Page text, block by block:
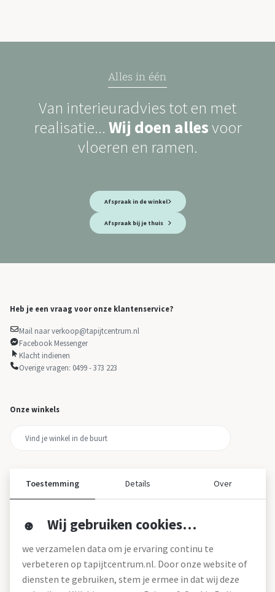
Alles in één
Van interieuradvies tot en met
realisatie... Wij doen allesvoor
vloeren en ramen.
Afspraak in de winkel
Afspraak bij je thuis
Heb je een vraag voor onze klantenservice?
Mail naar verkoop@tapijtcentrum.nl
Facebook Messenger
Klacht indienen
Overige vragen: 0499 - 373 223
Onze winkels
Over tapijtcentrum
Werken bij
Toestemming Details Over
Wij gebruiken cookies…
we verzamelen data om je ervaring continu te
verbeteren op tapijtcentrum.nl. Door onze website of
diensten te gebruiken, stem je ermee in dat wij deze